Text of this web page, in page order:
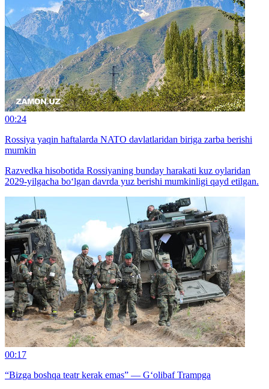
00:24
Rossiya yaqin haftalarda NATO davlatlaridan biriga zarba berishi
mumkin
Razvedka hisobotida Rossiyaning bunday harakati kuz oylaridan
2029-yilgacha bo‘lgan davrda yuz berishi mumkinligi qayd etilgan.
00:17
“Bizga boshqa teatr kerak emas” — G‘olibaf Trampga